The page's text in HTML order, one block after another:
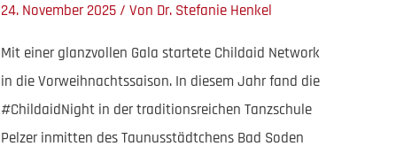
24. November 2025 / Von Dr. Stefanie Henkel
Mit einer glanzvollen Gala startete Childaid Network
in die Vorweihnachtssaison. In diesem Jahr fand die
#ChildaidNight in der traditionsreichen Tanzschule
Pelzer inmitten des Taunusstädtchens Bad Soden